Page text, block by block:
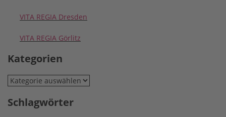
VITA REGIA Dresden
VITA REGIA Görlitz
Kategorien
Kategorien
Schlagwörter